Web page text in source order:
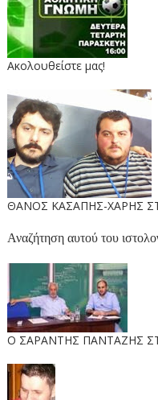
Ακολουθείστε μας!
ΘΑΝΟΣ ΚΑΣΑΠΗΣ-ΧΑΡΗΣ
Αναζήτηση αυτού του
O ΣΑΡΑΝΤΗΣ ΠΑΝΤΑΖΗΣ